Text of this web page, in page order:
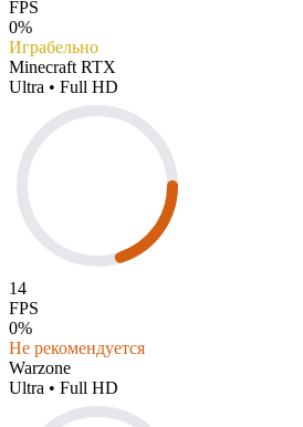
FPS
0%
Играбельно
Minecraft RTX
Ultra • Full HD
14
FPS
0%
Не рекомендуется
Warzone
Ultra • Full HD